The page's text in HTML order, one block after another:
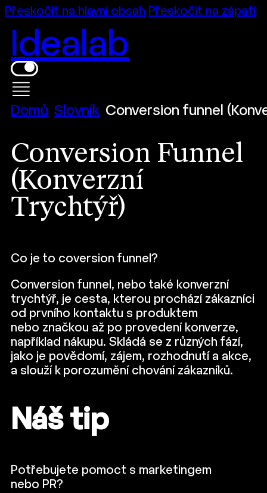
Přeskočit na hlavní obsah Přeskočit na zápatí
Idealab
Domů Slovník Conversion funnel
Conversion Funnel
(Konverzní
Trychtýř)
Co je to coversion funnel?
Conversion funnel, nebo také konverzní
trychtýř, je cesta, kterou prochází zákazníci
od prvního kontaktu s produktem
nebo značkou až po provedení konverze,
například nákupu. Skládá se z různých fází,
jako je povědomí, zájem, rozhodnutí a akce,
a slouží k porozumění chování zákazníků.
Náš tip
Potřebujete pomoct s marketingem
nebo PR?